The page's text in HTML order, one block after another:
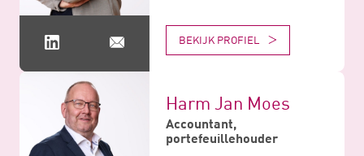
BEKIJK PROFIEL
Harm Jan Moes
Accountant,
portefeuillehouder